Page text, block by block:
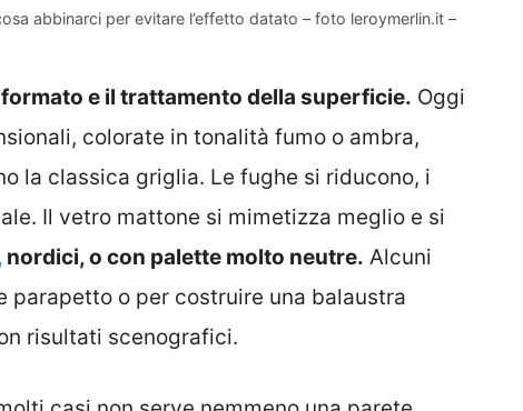
abbinarci per evitare l’effetto datato – foto leroymerlin.it –
e il trattamento della superficie. Oggi
colorate in tonalità fumo o ambra,
la classica griglia. Le fughe si riducono, i
Il vetro mattone si mimetizza meglio e si
nordici, o con palette molto neutre. Alcuni
o per costruire una balaustra
risultati scenografici.